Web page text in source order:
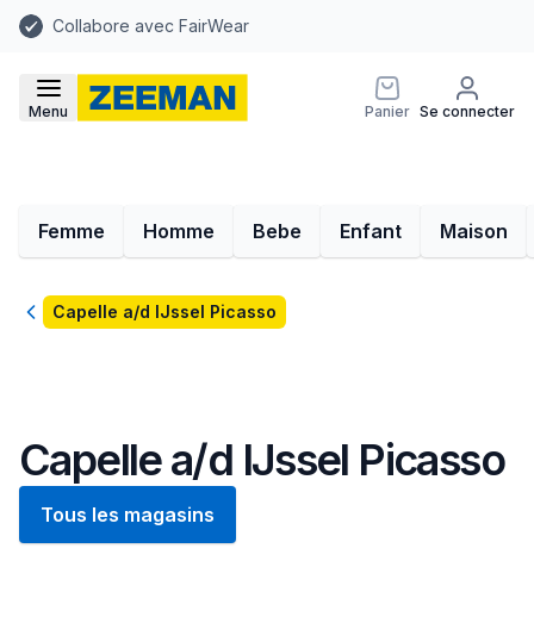
Collabore avec FairWear
Menu Panier Se connecter
Femme Homme Bebe Enfant Maison
RetourCapelle a/d IJssel Picasso
Capelle a/d IJssel Picasso
Tous les magasins